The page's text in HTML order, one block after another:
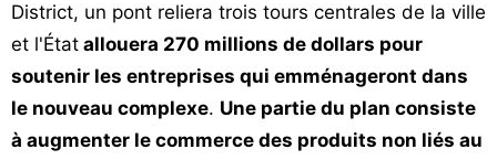
District, un pont reliera trois tours centrales de la ville
et l'État allouera 270 millions de dollars pour
soutenir les entreprises qui emménageront dans
le nouveau complexe. Une partie du plan consiste
à augmenter le commerce des produits non liés au